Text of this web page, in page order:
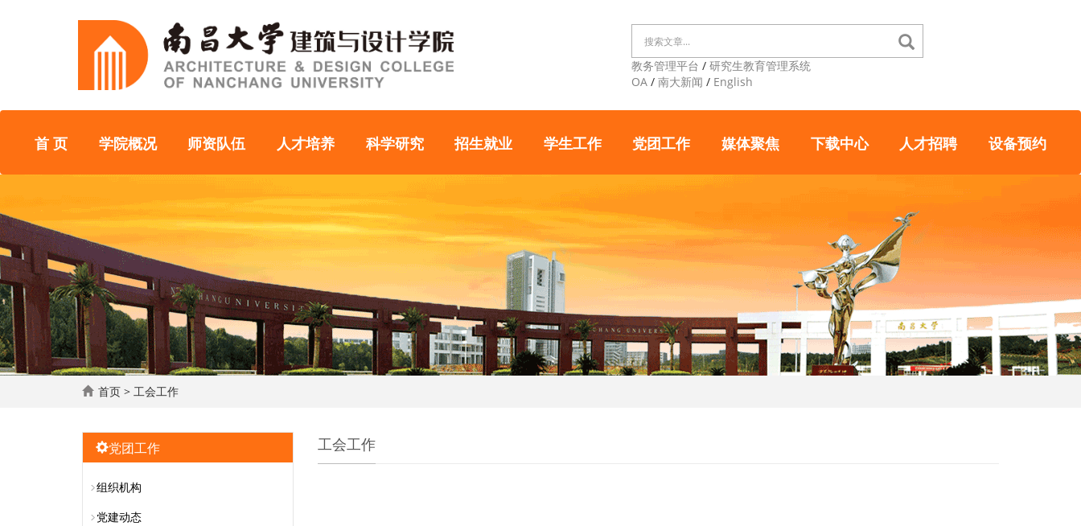
教务管理平台 /研究生教育管理系统
OA /南大新闻 / English
首 页 学院概况 师资队伍 人才培养 科学研究 招生就业 学生工作 党团工作 媒体聚焦 下载中心 人才招聘 设备预约
首页 > 工会工作
工会工作
党团工作
组织机构
党建动态